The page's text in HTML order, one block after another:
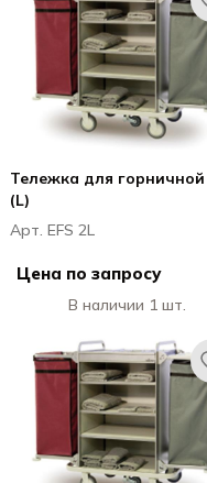
Тележка для горничной
(L)
Арт. EFS 2L
Цена по запросу
В наличии 1 шт.